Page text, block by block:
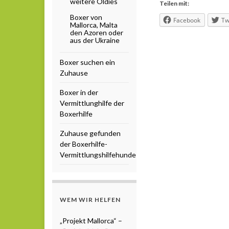
Teilen mit:
Facebook
Boxer von
Mallorca, Malta
den Azoren oder
aus der Ukraine
Boxer suchen ein
Zuhause
Boxer in der
Vermittlunghilfe der
Boxerhilfe
Zuhause gefunden
der Boxerhilfe-
Vermittlungshilfehunde
WEM WIR HELFEN
„Projekt Mallorca“ –